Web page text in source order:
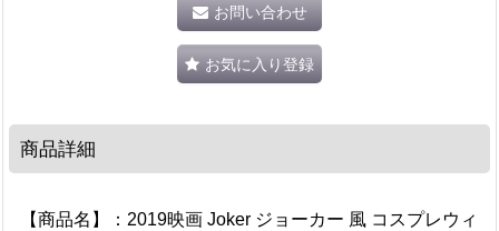
お問い合わせ
お気に入り登録
商品詳細
【商品名】：2019映画 Joker ジョーカー 風 コスプレウィ